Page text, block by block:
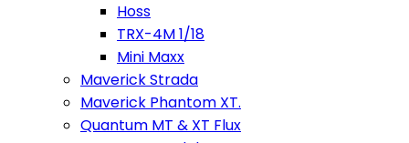
Hoss
TRX-4M 1/18
Mini Maxx
Maverick Strada
Maverick Phantom XT.
Quantum MT & XT Flux